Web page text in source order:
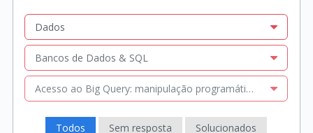
Dados
Bancos de Dados & SQL
Acesso ao Big Query: manipulação programático linguagens
Todos Sem resposta Solucionados